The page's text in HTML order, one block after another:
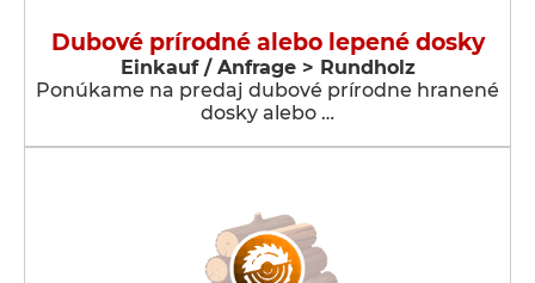
Dubové prírodné alebo lepené dosky
Einkauf / Anfrage > Rundholz
Ponúkame na predaj dubové prírodne hranené
dosky alebo …